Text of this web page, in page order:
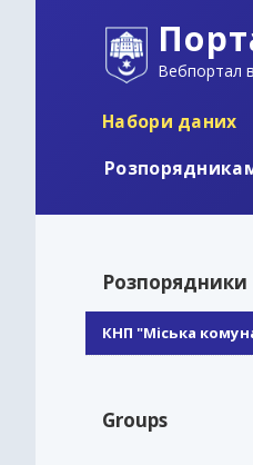
Вебпортал
Набори даних
Розпорядники
КНП "Міська
Groups